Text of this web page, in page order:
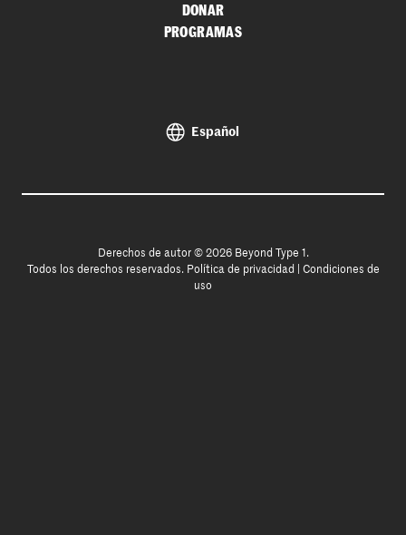
DONAR
PROGRAMAS
Español
Derechos de autor © 2026 Beyond Type 1.
Todos los derechos reservados. Política de privacidad
Condiciones de
uso